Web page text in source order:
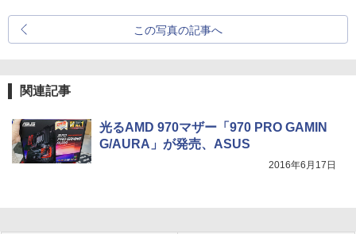
この写真の記事へ
関連記事
光るAMD 970マザー「970 PRO GAMIN
G/AURA」が発売、ASUS
2016年6月17日